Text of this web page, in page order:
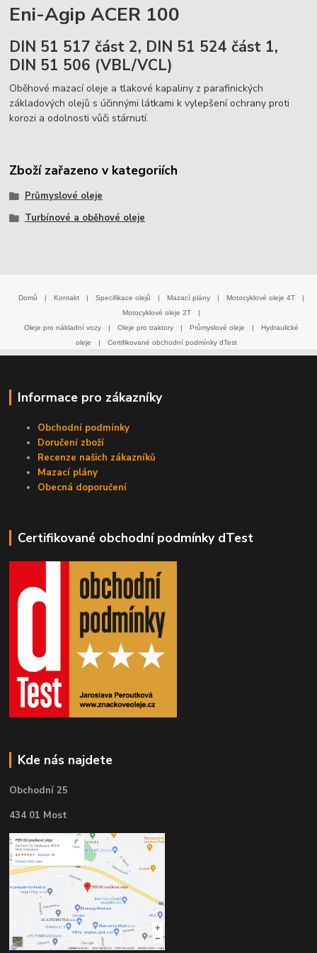
Eni-Agip ACER 100
DIN 51 517 část 2, DIN 51 524 část 1,
DIN 51 506 (VBL/VCL)
Oběhové mazací oleje a tlakové kapaliny z parafinických
základových olejů s účinnými látkami k vylepšení ochrany proti
korozi a odolnosti vůči stárnutí.
Zboží zařazeno v kategoriích
Průmyslové oleje
Turbínové a oběhové oleje
Domů | Kontakt | Specifikace olejů | Mazací plány | Motocyklové oleje 4T
|
Motocyklové oleje 2T
|
Oleje pro nákladní vozy
| Oleje pro traktory | Průmyslové oleje |
Hydraulické
oleje
| Certifikované obchodní podmínky dTest
Informace pro zákazníky
Obchodní podmínky
Doručení zboží
Recenze našich zákazníků
Mazací plány
Obecná doporučení
Certifikované obchodní podmínky dTest
Kde nás najdete
Obchodní 25
434 01 Most